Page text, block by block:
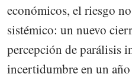
económicos, el riesgo
sistémico: un nuevo
percepción de parálisis
incertidumbre en un